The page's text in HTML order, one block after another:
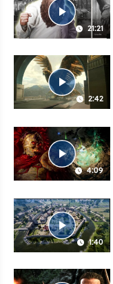
21:21
2:42
4:09
1:40